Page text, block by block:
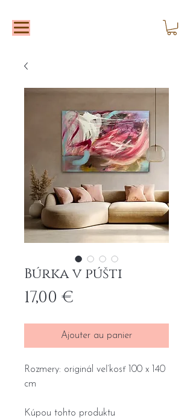
Búrka v púšti
17,00 €
Ajouter au panier
Rozmery: originál veľkosť 100 x 140
cm
Kúpou tohto produktu